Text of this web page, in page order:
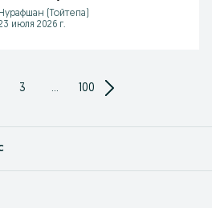
Нурафшан (Тойтепа)
июля 2026 г.
3 ... 100